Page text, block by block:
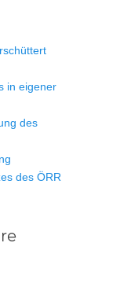
in eigener
des
des ÖRR